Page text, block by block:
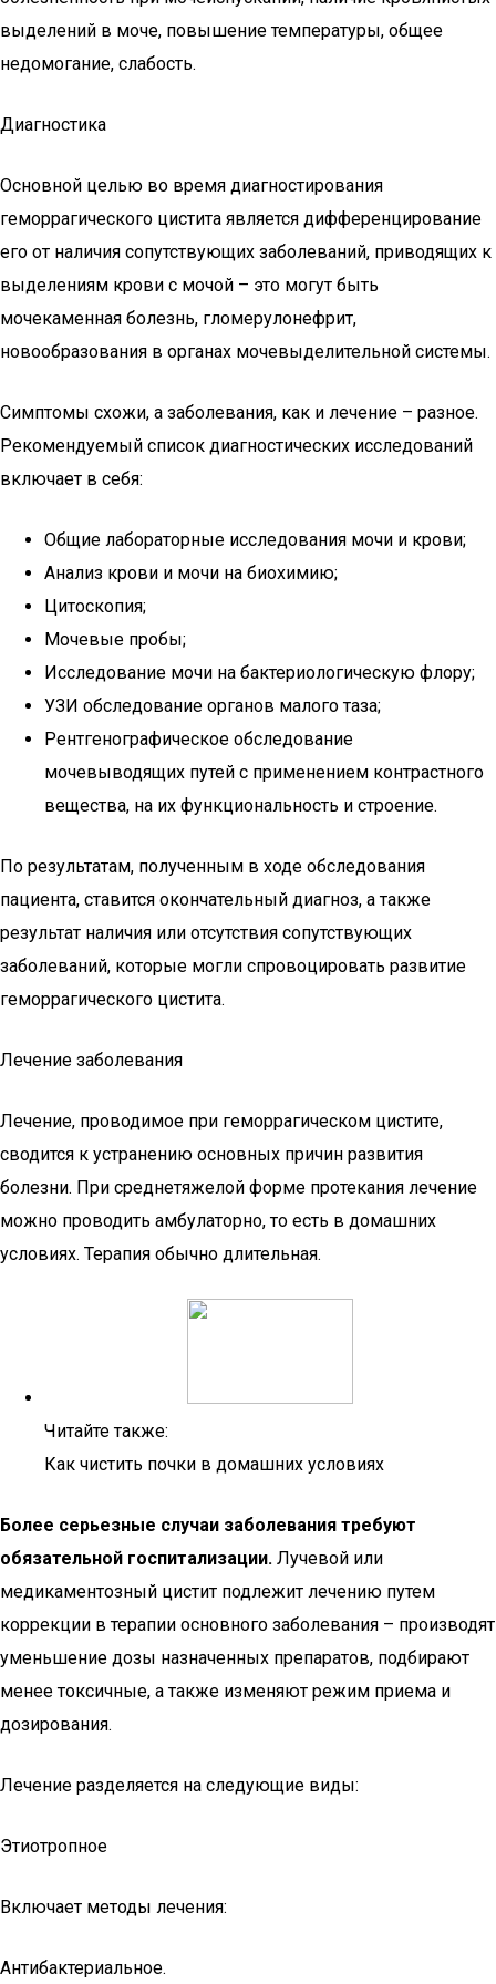
выделений в моче, повышение температуры, общее
недомогание, слабость.
Диагностика
Основной целью во время диагностирования
геморрагического цистита является дифференцирование
его от наличия сопутствующих заболеваний, приводящих к
выделениям крови с мочой – это могут быть
мочекаменная болезнь, гломерулонефрит,
новообразования в органах мочевыделительной системы.
Симптомы схожи, а заболевания, как и лечение – разное.
Рекомендуемый список диагностических исследований
включает в себя:
Общие лабораторные исследования мочи и крови;
Анализ крови и мочи на биохимию;
Цитоскопия;
Мочевые пробы;
Исследование мочи на бактериологическую флору;
УЗИ обследование органов малого таза;
Рентгенографическое обследование
мочевыводящих путей с применением контрастного
вещества, на их функциональность и строение.
По результатам, полученным в ходе обследования
пациента, ставится окончательный диагноз, а также
результат наличия или отсутствия сопутствующих
заболеваний, которые могли спровоцировать развитие
геморрагического цистита.
Лечение заболевания
Лечение, проводимое при геморрагическом цистите,
сводится к устранению основных причин развития
болезни. При среднетяжелой форме протекания лечение
можно проводить амбулаторно, то есть в домашних
условиях. Терапия обычно длительная.
Читайте также:
Как чистить почки в домашних условиях
Более серьезные случаи заболевания требуют
обязательной госпитализации. Лучевой или
медикаментозный цистит подлежит лечению путем
коррекции в терапии основного заболевания – производят
уменьшение дозы назначенных препаратов, подбирают
менее токсичные, а также изменяют режим приема и
дозирования.
Лечение разделяется на следующие виды:
Этиотропное
Включает методы лечения:
Антибактериальное.